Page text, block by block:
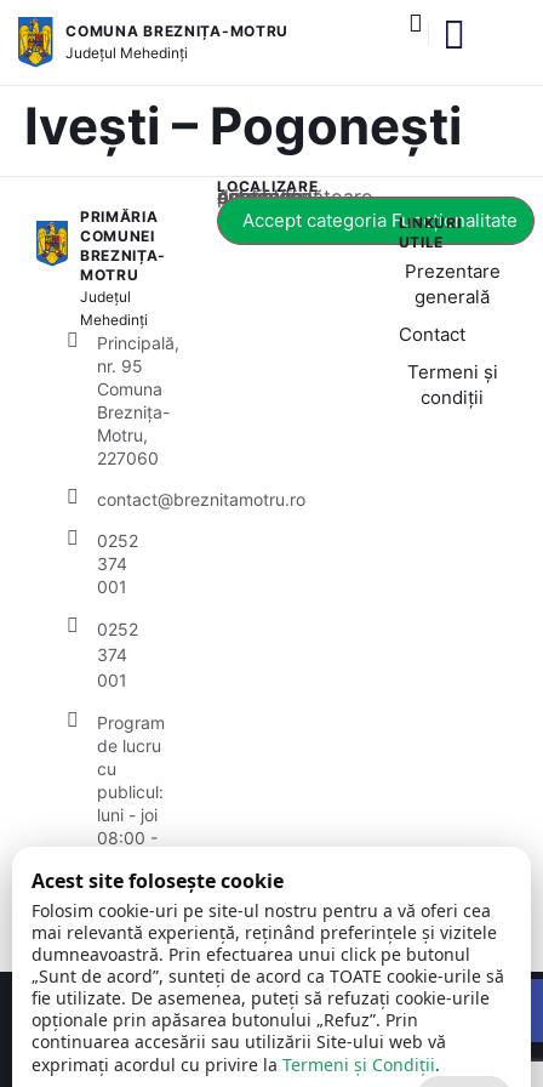
COMUNA BREZNIȚA-MOTRU
Județul Mehedinți
Ivești – Pogonești
PRIMĂRIA
COMUNEI
BREZNIȚA-
MOTRU
Județul
Mehedinți
Principală,
nr. 95
Comuna
Breznița-
Motru,
227060
contact@breznitamotru.ro
0252
374
001
0252
374
001
Program
de lucru
cu
publicul:
luni - joi
08:00 -
vineri:
08:00 -
14:00
LOCALIZARE
Acest conținut este blocat până când acceptați categoria corespunzătoare de cookie-uri.
Accept categoria Funcționalitate
LINKURI
UTILE
Prezentare
generală
Contact
Termeni și
condiții
Comuna Breznița- © Toate
Concept realizat deBig Media Relații Publice SRL
Acest site folosește cookie
Folosim cookie-uri pe site-ul nostru pentru a vă oferi cea
mai relevantă experiență, reținând preferințele și vizitele
dumneavoastră. Prin efectuarea unui click pe butonul
„Sunt de acord”, sunteți de acord ca TOATE cookie-urile să
fie utilizate. De asemenea, puteți să refuzați cookie-urile
opționale prin apăsarea butonului „Refuz”. Prin
continuarea accesării sau utilizării Site-ului web vă
exprimați acordul cu privire la Termeni și Condiții.